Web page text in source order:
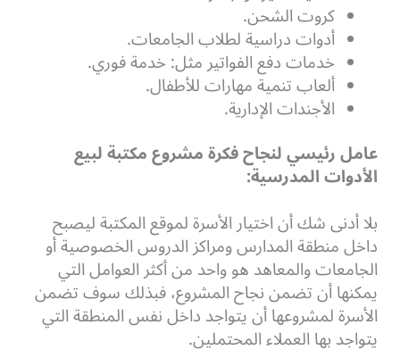
كروت الشحن.
أدوات دراسية لطلاب الجامعات.
خدمات دفع الفواتير مثل: خدمة فوري.
ألعاب تنمية مهارات للأطفال.
الأجندات الإدارية.
عامل رئيسي لنجاح فكرة مشروع مكتبة لبيع
الأدوات المدرسية:
بلا أدنى شك أن اختيار الأسرة لموقع المكتبة ليصبح
داخل منطقة المدارس ومراكز الدروس الخصوصية أو
الجامعات والمعاهد هو واحد من أكثر العوامل التي
يمكنها أن تضمن نجاح المشروع، فبذلك سوف تضمن
الأسرة لمشروعها أن يتواجد داخل نفس المنطقة التي
يتواجد بها العملاء المحتملين.